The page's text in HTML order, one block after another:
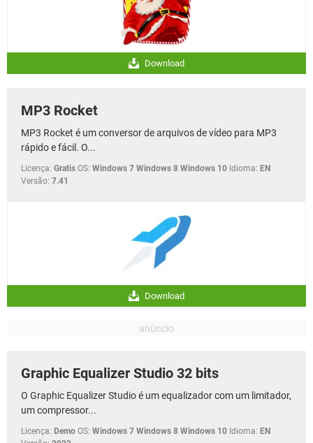
Download
MP3 Rocket
MP3 Rocket é um conversor de arquivos de vídeo para MP3
rápido e fácil. O...
Licença: Gratis OS: Windows 7 Windows 8 Windows 10 Idioma: EN
Versão: 7.41
Download
Graphic Equalizer Studio 32 bits
O Graphic Equalizer Studio é um equalizador com um limitador,
um compressor...
Licença: Demo OS: Windows 7 Windows 8 Windows 10 Idioma: EN